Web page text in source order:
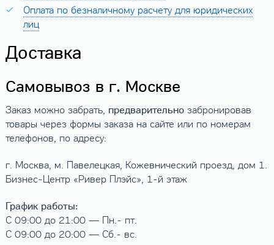
Оплата по безналичному расчету для юридических
лиц
Доставка
Самовывоз в г. Москве
Заказ можно забрать, предварительнозабронировав
товары через формы заказа на сайте или по номерам
телефонов, по адресу:
г. Москва, м. Павелецкая, Кожевнический проезд, дом 1.
Бизнес-Центр «Ривер Плэйс», 1-й этаж
График работы:
С 09:00 до 21:00 — Пн.- пт.
С 09:00 до 20:00 — Сб.- вс.